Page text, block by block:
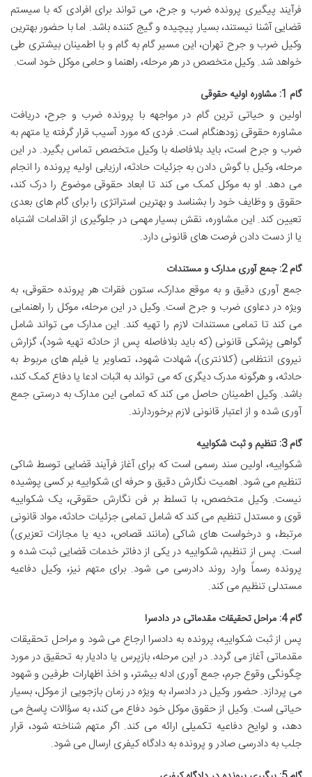
فرآیند پیگیری پرونده ضرب و جرح، می تواند برای افرادی که با سیستم
قضایی آشنا نیستند، بسیار پیچیده و گیج کننده باشد. اما با حضور بهترین
وکیل ضرب و جرح تهران، این مسیر گام به گام و با اطمینان بیشتری طی
خواهد شد. وکیل متخصص در هر مرحله، راهنما و حامی موکل خود است.
گام 1: مشاوره اولیه حقوقی
اولین و حیاتی ترین گام در مواجهه با پرونده ضرب و جرح، دریافت
مشاوره حقوقی زودهنگام است. فردی که مورد آسیب قرار گرفته یا متهم به
ضرب و جرح است، باید بلافاصله با وکیل متخصص تماس بگیرد. در این
مرحله، وکیل با گوش دادن به جزئیات حادثه، ارزیابی اولیه پرونده را انجام
می دهد. او به موکل کمک می کند تا ابعاد حقوقی موضوع را درک کند،
حقوق و وظایف خود را بشناسد و بهترین استراتژی را برای گام های بعدی
تعیین کند. این مشاوره، نقش بسیار مهمی در جلوگیری از اقدامات اشتباه
یا از دست دادن فرصت های قانونی دارد.
گام 2: جمع آوری مدارک و مستندات
جمع آوری دقیق و به موقع مدارک، ستون فقرات هر پرونده حقوقی، به
ویژه در دعاوی ضرب و جرح است. وکیل در این مرحله، موکل را راهنمایی
می کند تا تمامی مستندات لازم را تهیه کند. این مدارک می تواند شامل
گواهی پزشکی قانونی (که باید بلافاصله پس از حادثه تهیه شود)، گزارش
نیروی انتظامی (کلانتری)، شهادت شهود، تصاویر یا فیلم های مربوط به
حادثه، و هرگونه مدرک دیگری که می تواند به اثبات ادعا یا دفاع کمک کند،
باشد. وکیل اطمینان حاصل می کند که تمامی این مدارک به درستی جمع
آوری شده و از اعتبار قانونی لازم برخوردارند.
گام 3: تنظیم و ثبت شکواییه
شکواییه، اولین سند رسمی است که برای آغاز فرآیند قضایی توسط شاکی
تنظیم می شود. اهمیت نگارش دقیق و حرفه ای شکواییه بر کسی پوشیده
نیست. وکیل متخصص، با تسلط بر فن نگارش حقوقی، یک شکواییه
قوی و مستدل تنظیم می کند که شامل تمامی جزئیات حادثه، مواد قانونی
مرتبط، و درخواست های شاکی (مانند قصاص، دیه یا مجازات تعزیری)
است. پس از تنظیم، شکواییه در یکی از دفاتر خدمات قضایی ثبت شده و
پرونده رسماً وارد روند دادرسی می شود. برای متهم نیز، وکیل دفاعیه
مستدلی تنظیم می کند.
گام 4: مراحل تحقیقات مقدماتی در دادسرا
پس از ثبت شکواییه، پرونده به دادسرا ارجاع می شود و مراحل تحقیقات
مقدماتی آغاز می گردد. در این مرحله، بازپرس یا دادیار به تحقیق در مورد
چگونگی وقوع جرم، جمع آوری ادله بیشتر، و اخذ اظهارات طرفین و شهود
می پردازد. حضور وکیل در دادسرا، به ویژه در زمان بازجویی از موکل، بسیار
حیاتی است. وکیل از حقوق موکل خود دفاع می کند، به سؤالات پاسخ می
دهد، و لوایح دفاعیه تکمیلی ارائه می کند. اگر متهم شناخته شود، قرار
جلب به دادرسی صادر و پرونده به دادگاه کیفری ارسال می شود.